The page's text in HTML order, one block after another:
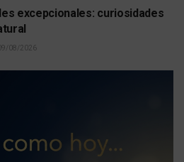
excepcionales: curiosidades
09/08/2026